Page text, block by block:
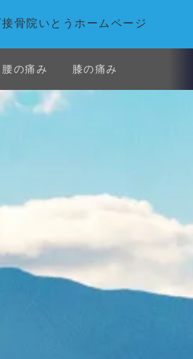
接骨院いとうホームページ
腰の痛み 膝の痛み